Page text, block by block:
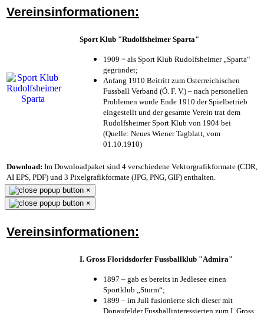
Vereinsinformationen:
Sport Klub "Rudolfsheimer Sparta"
1909 = als Sport Klub Rudolfsheimer „Sparta“
gegründet;
Anfang 1910 Beitritt zum Österreichischen
Fussball Verband (Ö. F. V.) – nach personellen
Problemen wurde Ende 1910 der Spielbetrieb
eingestellt und der gesamte Verein trat dem
Rudolfsheimer Sport Klub von 1904 bei
(Quelle: Neues Wiener Tagblatt, vom
01.10.1910)
Download: Im Downloadpaket sind 4 verschiedene Vektorgrafikformate (CDR,
AI EPS, PDF) und 3 Pixelgrafikformate (JPG, PNG, GIF) enthalten.
×
×
Vereinsinformationen:
I. Gross Floridsdorfer Fussballklub "Admira"
1897 – gab es bereits in Jedlesee einen
Sportklub „Sturm“;
1899 – im Juli fusionierte sich dieser mit
Donaufelder Fussballinteressierten zum I. Gross